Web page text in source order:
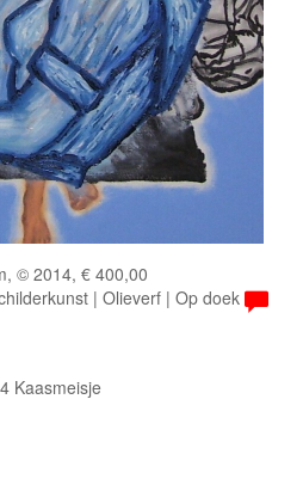
© 2014, € 400,00
| Olieverf | Op doek
Kaasmeisje